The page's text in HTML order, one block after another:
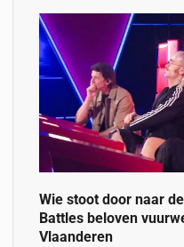
Wie stoot door naar
Battles beloven
Vlaanderen